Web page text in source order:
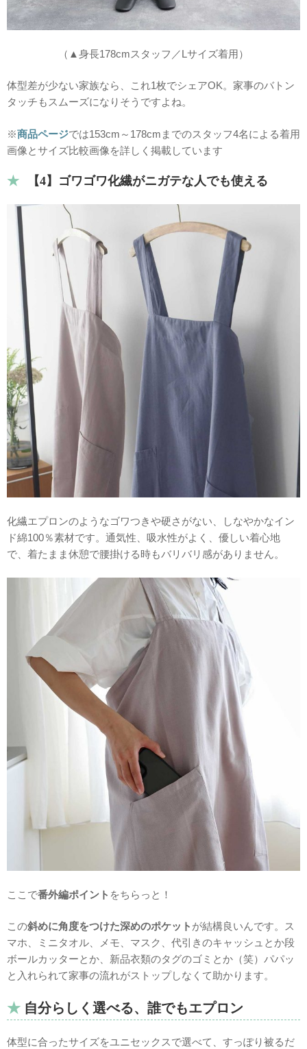
（▲身長178cmスタッフ／Lサイズ着用）
体型差が少ない家族なら、これ1枚でシェアOK。家事のバトン
タッチもスムーズになりそうですよね。
※商品ページでは153cm～178cmまでのスタッフ4名による着用
画像とサイズ比較画像を詳しく掲載しています
【4】ゴワゴワ化繊がニガテな人でも使える
化繊エプロンのようなゴワつきや硬さがない、しなやかなイン
ド綿100％素材です。通気性、吸水性がよく、優しい着心地
で、着たまま休憩で腰掛ける時もバリバリ感がありません。
ここで番外編ポイント をちらっと！
この斜めに角度をつけた深めのポケット が結構良いんです。ス
マホ、ミニタオル、メモ、マスク、代引きのキャッシュとか段
ボールカッターとか、新品衣類のタグのゴミとか（笑）パパッ
と入れられて家事の流れがストップしなくて助かります。
自分らしく選べる、誰でもエプロン
体型に合ったサイズをユニセックスで選べて、すっぽり被るだ